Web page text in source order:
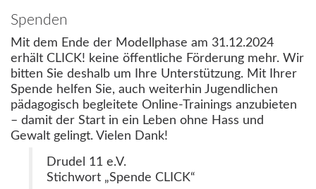
Spenden
Mit dem Ende der Modellphase am 31.12.2024
erhält CLICK! keine öffentliche Förderung mehr. Wir
bitten Sie deshalb um Ihre Unterstützung. Mit Ihrer
Spende helfen Sie, auch weiterhin Jugendlichen
pädagogisch begleitete Online-Trainings anzubieten
– damit der Start in ein Leben ohne Hass und
Gewalt gelingt. Vielen Dank!
Drudel 11 e.V.
Stichwort „Spende CLICK“